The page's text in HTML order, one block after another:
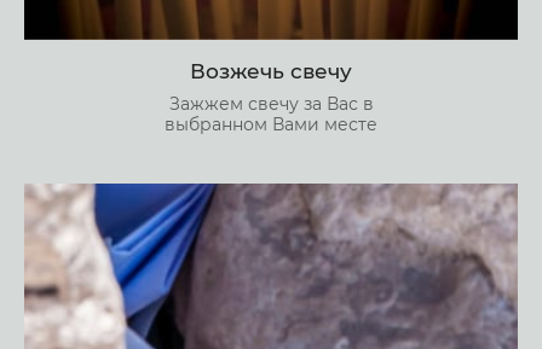
Возжечь свечу
Зажжем свечу за Вас в
выбранном Вами месте